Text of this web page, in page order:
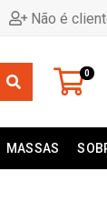
Não é
0
MASSAS